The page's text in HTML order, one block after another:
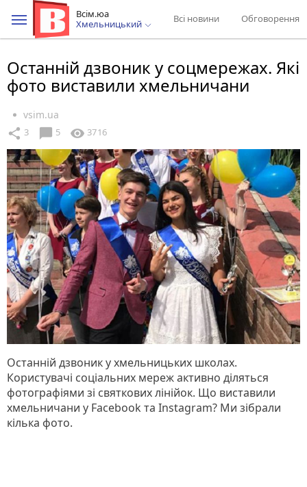
Всім.юа
Хмельницький
Всі новини Обговорення
Останній дзвоник у соцмережах. Які
фото виставили хмельничани
vsim.ua
share 3 chat_bubble 5 visibility 3716
Останній дзвоник у хмельницьких школах.
Користувачі соціальних мереж активно діляться
фотографіями зі святкових лінійок. Що виставили
хмельничани у Facebook та Instagram? Ми зібрали
кілька фото.